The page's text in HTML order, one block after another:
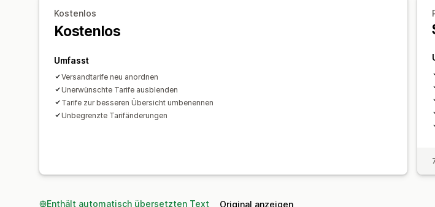
Kostenlos
Kostenlos
Umfasst
Versandtarife neu anordnen
Unerwünschte Tarife ausblenden
Tarife zur besseren Übersicht umbenennen
Unbegrenzte Tarifänderungen
Enthält automatisch übersetzten Text Original anzeigen